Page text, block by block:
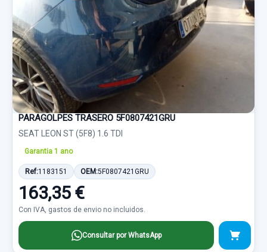
PARAGOLPES TRASERO 5F0807421GRU
SEAT LEON ST (5F8) 1.6 TDI
Garantia 1 ano
Ref:1183151 OEM:5F0807421GRU
163,35 €
Con IVA, gastos de envio no incluidos.
Consultar por WhatsApp